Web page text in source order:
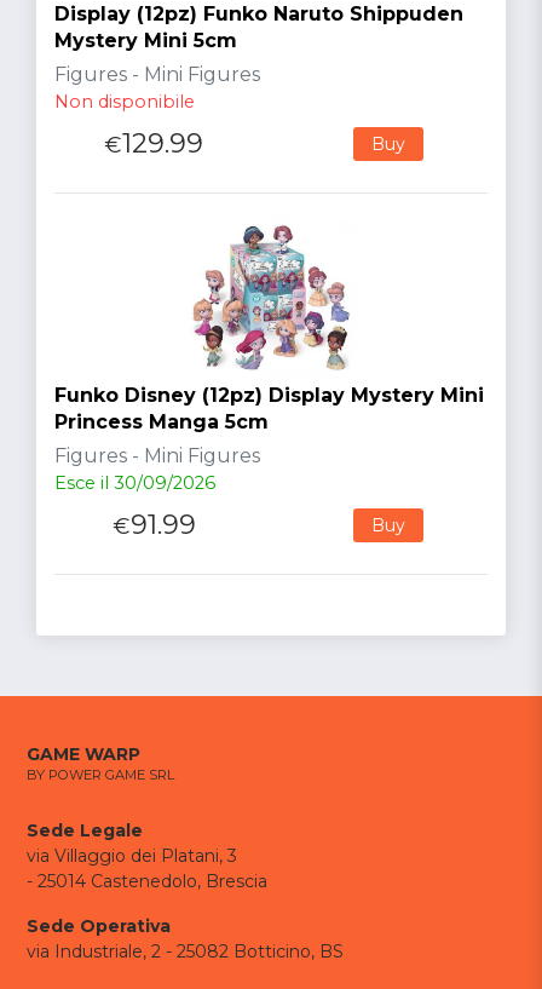
Display (12pz) Funko Naruto Shippuden
Mystery Mini 5cm
Figures - Mini Figures
Non disponibile
€129.99 Buy
Funko Disney (12pz) Display Mystery Mini
Princess Manga 5cm
Figures - Mini Figures
Esce il 30/09/2026
€91.99 Buy
GAME WARP
BY POWER GAME SRL
Sede Legale
via Villaggio dei Platani, 3
- 25014 Castenedolo, Brescia
Sede Operativa
via Industriale, 2 - 25082 Botticino, BS